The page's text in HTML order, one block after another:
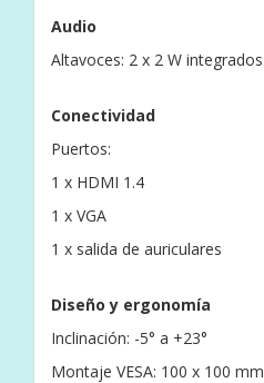
Audio
Altavoces: 2 x 2 W integrados
Conectividad
Puertos:
1 x HDMI 1.4
1 x VGA
1 x salida de auriculares
Diseño y ergonomía
Inclinación: -5° a +23°
Montaje VESA: 100 x 100 mm